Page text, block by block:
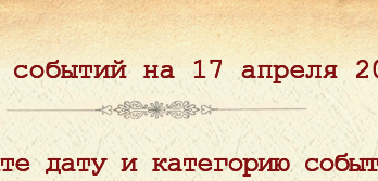
событий на 17 апреля
дату и категорию